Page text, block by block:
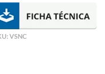
VSNC